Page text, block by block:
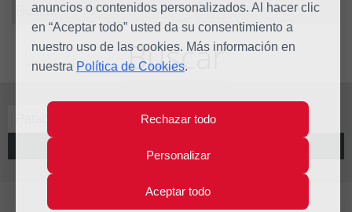
anuncios o contenidos personalizados. Al hacer clic
en “Aceptar todo” usted da su consentimiento a
nuestro uso de las cookies. Más información en
nuestra Política de Cookies.
Rechazar todo
Personalizar
Aceptar todo
Buscar
Buscar
Resultados para: